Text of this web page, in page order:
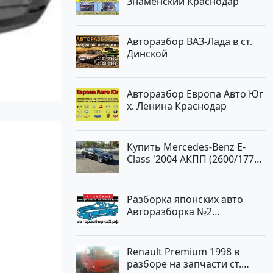
Авторазбор ВАЗ-Лада в ст.
Динской
Авторазбор Европа Авто Юг
х. Ленина Краснодар
Купить Mercedes-Benz E-
Class '2004 АКПП (2600/177
Новороссийск цвет черный
Седан по цене 620000
рублей, объявление №2192
на сайте Авторынок23
Разборка японских авто
Авторазборка №2
Renault Premium 1998 в
разборе на запчасти ст.